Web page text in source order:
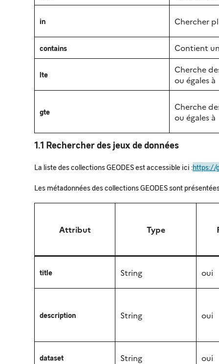
in Chercher
contains Contient
lte
Cherche
ou égales à
gte
Cherche
ou égales à
1.1 Rechercher des jeux de données
La liste des collections GEODES est accessible ici :https://
Les métadonnées des collections GEODES sont
Attribut Type
title String oui
description String oui
dataset String oui